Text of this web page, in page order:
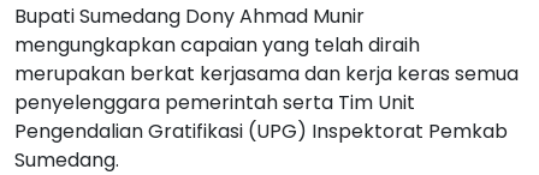
Bupati Sumedang Dony Ahmad Munir
mengungkapkan capaian yang telah diraih
merupakan berkat kerjasama dan kerja keras semua
penyelenggara pemerintah serta Tim Unit
Pengendalian Gratifikasi (UPG) Inspektorat Pemkab
Sumedang.